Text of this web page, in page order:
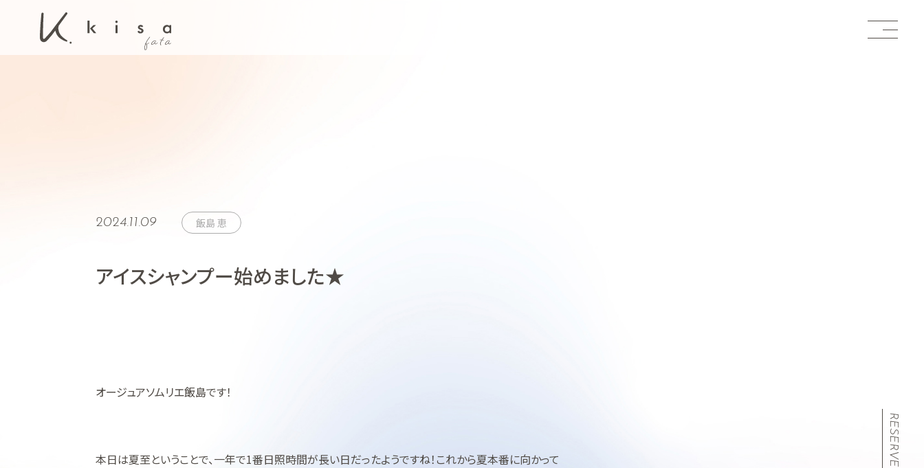
RESERVE
2024.11.09 飯島 恵
アイスシャンプー始めました★
オージュアソムリエ飯島です！
本日は夏至ということで、一年で1番日照時間が長い日だったようですね！これから夏本番に向かって